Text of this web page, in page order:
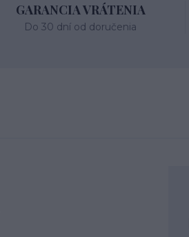
GARANCIA VRÁTENIA
Do 30 dní od doručenia